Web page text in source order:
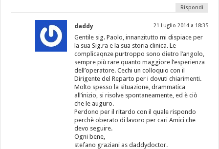
Rispondi
daddy 21 Luglio 2014 a 18:35
Gentile sig. Paolo, innanzitutto mi dispiace per
la sua Sig.ra e la sua storia clinica. Le
complicaqnze purtroppo sono dietro l’angolo,
sempre più rare quanto maggiore l’esperienza
dell’operatore. Cechi un colloquio con il
Dirigente del Reparto per i dovuti chiarimenti.
Molto spesso la situazione, drammatica
all’inizio, si risolve spontaneamente, ed è ciò
che le auguro.
Perdono per il ritardo con il quale rispondo
perchè oberato di lavoro per cari Amici che
devo seguire.
Ogni bene,
stefano graziani as daddydoctor.